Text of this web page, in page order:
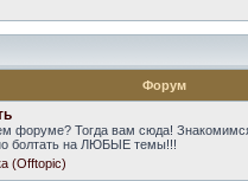
Форум
форуме? Тогда вам сюда!
болтать на ЛЮБЫЕ темы!!!
(Offtopic)